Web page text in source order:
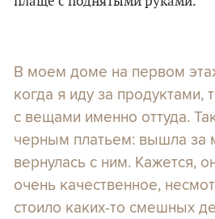
В моем доме на первом
когда я иду за продуктами,
с вещами именно оттуда.
черным платьем: вышла за
вернулась с ним. Кажется,
очень качественное,
стоило каких-то смешных